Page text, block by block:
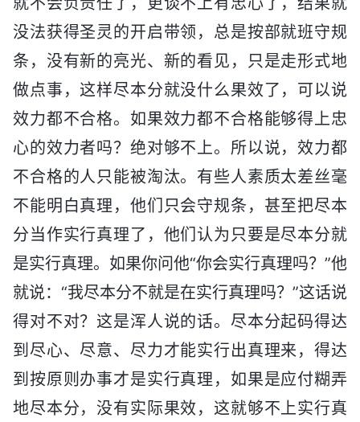
没法获得圣灵的开启带领，总是按部就班守规
条，没有新的亮光、新的看见，只是走形式地
做点事，这样尽本分就没什么果效了，可以说
效力都不合格。如果效力都不合格能够得上忠
心的效力者吗？绝对够不上。所以说，效力都
不合格的人只能被淘汰。有些人素质太差丝毫
不能明白真理，他们只会守规条，甚至把尽本
分当作实行真理了，他们认为只要是尽本分就
是实行真理。如果你问他“你会实行真理吗？”他
就说：“我尽本分不就是在实行真理吗？”这话说
得对不对？这是浑人说的话。尽本分起码得达
到尽心、尽意、尽力才能实行出真理来，得达
到按原则办事才是实行真理，如果是应付糊弄
地尽本分，没有实际果效，这就够不上实行真